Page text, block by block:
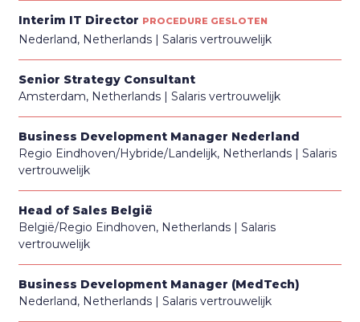
Interim IT Director PROCEDURE GESLOTEN
Nederland, Netherlands Salaris vertrouwelijk
Senior Strategy Consultant
Amsterdam, Netherlands
Salaris vertrouwelijk
Business Development Manager Nederland
Regio Eindhoven/Hybride/Landelijk, Netherlands
Salaris
vertrouwelijk
Head of Sales België
België/Regio Eindhoven, Netherlands
Salaris
vertrouwelijk
Business Development Manager (MedTech)
Nederland, Netherlands
Salaris vertrouwelijk